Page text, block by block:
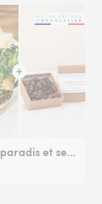
Coin de paradis et ses amandes au chocolat